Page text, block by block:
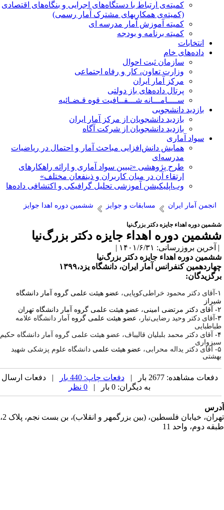
کمیته‌ی ارتباط با دستگاه‌های اجرایی و بنگاه‌های اقتصادی
(کمیته‌ی همکاریهای مشترک آمار رسمی)
کمیته آموزش آمار مدرسه ای
کمیته برنامه و بودجه
انتخابات
داده‌های خام
سازمان ثبت احوال
وزارت تعاون، کار و رفاه اجتماعی
مرکز آمار ایران
پرتال داده‌های باز دولتی
ســــامـــانه شـــفــافیت قوه قـضـائیه
بازدید دانشجویی
بازدید دانشجویان از مرکز آمار ایران
بازدید دانشجویان از شرکت آگاه
سواد آماری
همایش دانش‌افزایی مباحث آمار و احتمال در ریاضیات
مدرسه‌ای
طرح پژوهشی «تبیین سواد آماری و ارائه راهکارهای
ارتقاء آن در میان کاربران و ذینفعان مختلف»
وب‌اپلیکیشن آموزشی تحلیل گرافیکی و اکتشافی داده‌ها
انجمن آمار ایران مسابقات و جوایز ششمین دوره اهدا جوایز
دوره اهداء جایزه دکتر بزرگ‌نیا
دوره اهداء جایزه دکتر بزرگ‌نیا
بروزرسانی: ۱۴۰۱/۶/۳۱ |
دوره اهداء جایزه دکتر بزرگ‌نیا
کنفرانس آمار ایران، دانشگاه یزد،۱۳۹۹
آقای دکتر محمود خراطی­‌کوپایی،عضو هیئت علمی گروه آمار دانشگاه
آقایدکتر مرتضی امینی، عضو هیئت علمی گروه آمار دانشگاه تهران
آقای دکتر وحید رضایی­‌تبار، عضو هیئت علمی گروهآمار دانشگاه علامه
آقای دکتر محمد بلبلیان­ قالیباف، عضو هیئت علمی گروه آمار دانشگاه حکیم
آقای دکتر یداله محرابی،عضو هیئت علمی دانشگاه علوم پزشکی شهید
دفعات مشاهده: 2677 بار | دفعات چاپ: 440 بار
| دفعات ارسال
به دیگران: 0 بار |
تهران، خیابان فلسطین، (بین بزرگمهر و انقلاب)، بن بست نجم، پلاک 2،
دوم، واحد 11